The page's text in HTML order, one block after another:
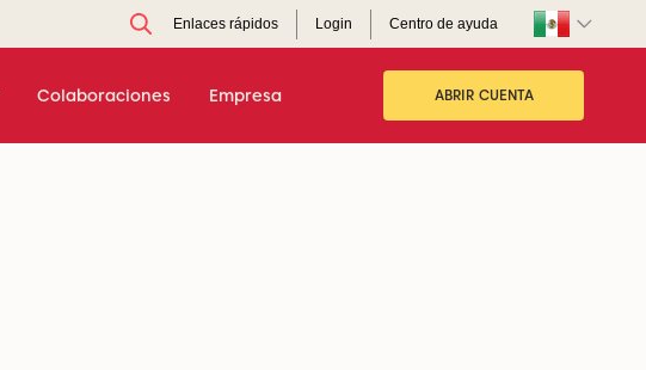
Enlaces rápidos Login Centro de ayuda
Colaboraciones Empresa ABRIR CUENTA